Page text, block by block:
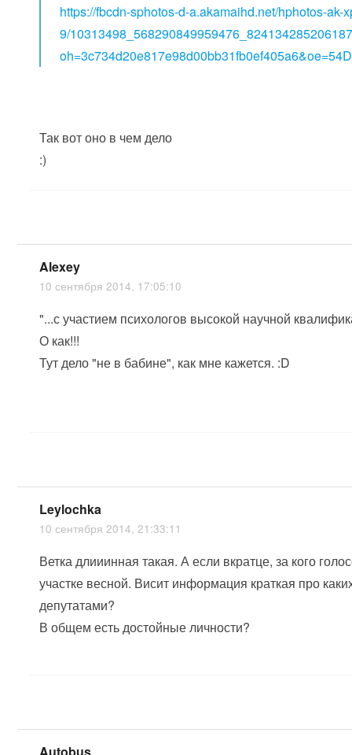
https://fbcdn-sphotos-d-a.akamaihd.net/hphotos-ak-
9/
Так вот оно в чем дело
:)
Alexey
10 сентября 2014, 17:05:10
"...с участием психологов высокой научной
О как!!!
Тут дело "не в бабине", как мне кажется. :D
Leylochka
10 сентября 2014, 21:33:11
Ветка длииинная такая. А если вкратце, за кого
участке весной. Висит информация краткая про
депутатами?
В общем есть достойные личности?